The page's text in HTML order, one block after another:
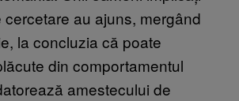
au ajuns, mergând
la concluzia că poate
din comportamentul
amestecului de